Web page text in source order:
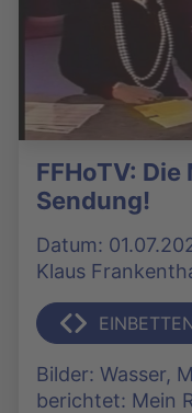
FFHoTV:
Sendung!
Datum:
Klaus
Bilder: Wasser,
berichtet: Mein